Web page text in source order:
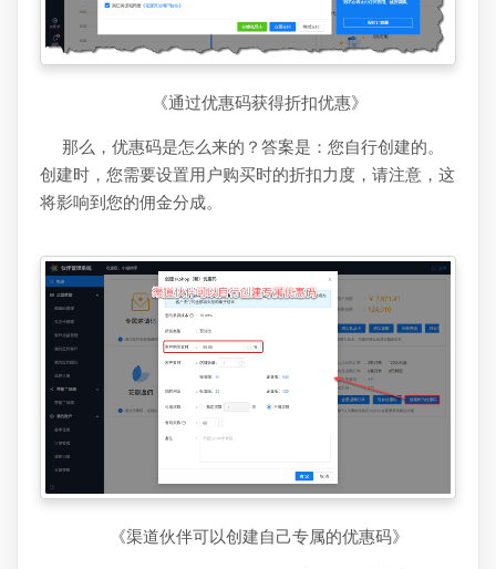
《通过优惠码获得折扣优惠》
那么，优惠码是怎么来的？答案是：您自行创建的。
创建时，您需要设置用户购买时的折扣力度，请注意，这
将影响到您的佣金分成。
《渠道伙伴可以创建自己专属的优惠码》